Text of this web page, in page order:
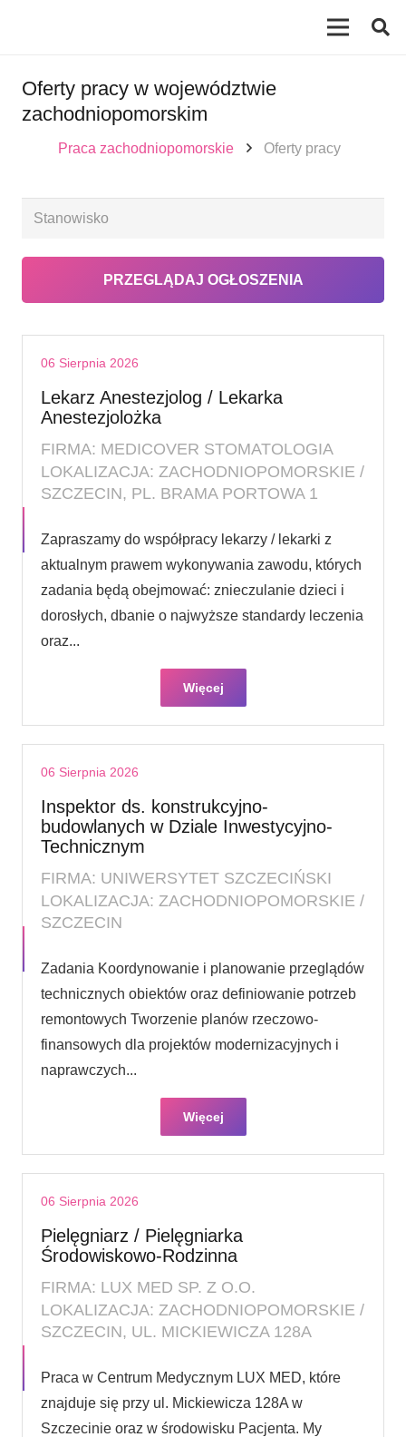
Oferty pracy w województwie
zachodniopomorskim
Praca zachodniopomorskie Oferty pracy
06 Sierpnia 2026
Lekarz Anestezjolog / Lekarka
Anestezjolożka
FIRMA: MEDICOVER STOMATOLOGIA
LOKALIZACJA: ZACHODNIOPOMORSKIE /
SZCZECIN, PL. BRAMA PORTOWA 1
Zapraszamy do współpracy lekarzy / lekarki z
aktualnym prawem wykonywania zawodu, których
zadania będą obejmować: znieczulanie dzieci i
dorosłych, dbanie o najwyższe standardy leczenia
oraz...
Więcej
06 Sierpnia 2026
Inspektor ds. konstrukcyjno-
budowlanych w Dziale Inwestycyjno-
Technicznym
FIRMA: UNIWERSYTET SZCZECIŃSKI
LOKALIZACJA: ZACHODNIOPOMORSKIE /
SZCZECIN
Zadania Koordynowanie i planowanie przeglądów
technicznych obiektów oraz definiowanie potrzeb
remontowych Tworzenie planów rzeczowo-
finansowych dla projektów modernizacyjnych i
naprawczych...
Więcej
06 Sierpnia 2026
Pielęgniarz / Pielęgniarka
Środowiskowo-Rodzinna
FIRMA: LUX MED SP. Z O.O.
LOKALIZACJA: ZACHODNIOPOMORSKIE /
SZCZECIN, UL. MICKIEWICZA 128A
Praca w Centrum Medycznym LUX MED, które
znajduje się przy ul. Mickiewicza 128A w
Szczecinie oraz w środowisku Pacjenta. My